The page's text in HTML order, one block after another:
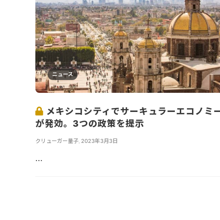
ニュース
メキシコシティでサーキュラーエコノミ
が発効。3つの政策を提示
クリューガー量子 2023年3月3日
...